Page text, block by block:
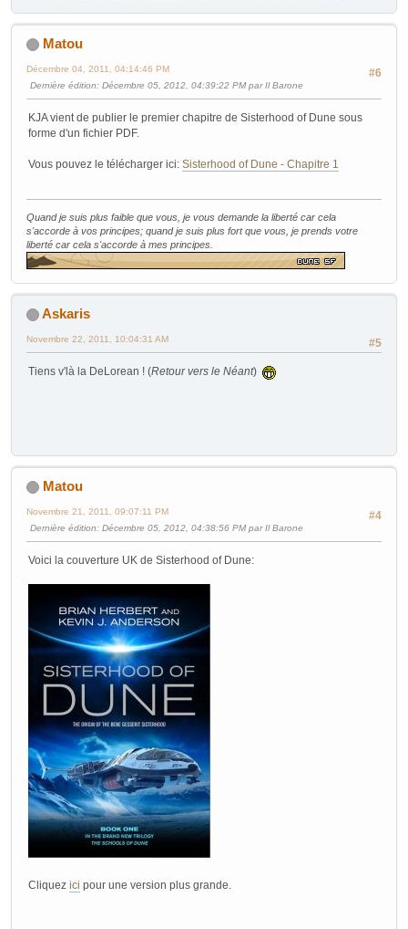
Matou
#6
Décembre 04, 2011, 04:14:46 PM
Dernière édition: Décembre 05, 2012, 04:39:22 PM par Il Barone
KJA vient de publier le premier chapitre de Sisterhood of Dune sous
forme d'un fichier PDF.
Vous pouvez le télécharger ici: Sisterhood of Dune - Chapitre 1
Quand je suis plus faible que vous, je vous demande la liberté car cela
s'accorde à vos principes; quand je suis plus fort que vous, je prends votre
liberté car cela s'accorde à mes principes.
Askaris
#5
Novembre 22, 2011, 10:04:31 AM
Tiens v'là la DeLorean ! (Retour vers le Néant)
Matou
#4
Novembre 21, 2011, 09:07:11 PM
Dernière édition: Décembre 05, 2012, 04:38:56 PM par Il Barone
Voici la couverture UK de Sisterhood of Dune:
Cliquez ici pour une version plus grande.